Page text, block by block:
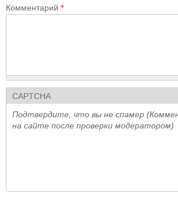
Комментарий *
CAPTCHA
Подтвердите, что вы не спамер
на сайте после проверки модератором)